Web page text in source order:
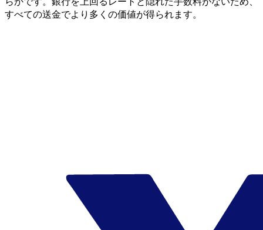
すべての送金でより多くの価値が得られます。